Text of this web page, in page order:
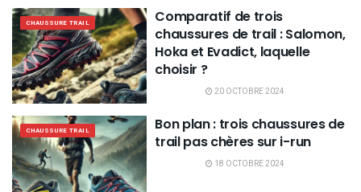
CHAUSSURE TRAIL
Comparatif de trois
chaussures de trail : Salomon,
Hoka et Evadict, laquelle
choisir ?
20 OCTOBRE 2024
CHAUSSURE TRAIL
Bon plan : trois chaussures de
trail pas chères sur i-run
18 OCTOBRE 2024